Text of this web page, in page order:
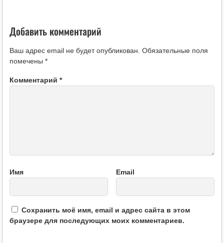
Добавить комментарий
Ваш адрес email не будет опубликован. Обязательные поля
помечены *
Комментарий *
Имя Email
Сохранить моё имя, email и адрес сайта в этом
браузере для последующих моих комментариев.